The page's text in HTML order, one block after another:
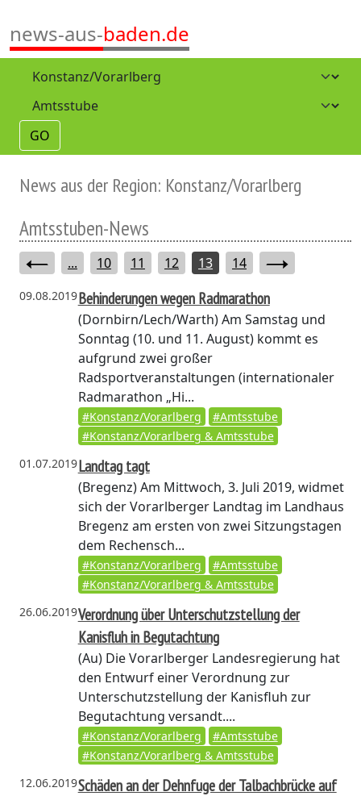
news-aus-baden.de
GO
News aus der Region: Konstanz/Vorarlberg
Amtsstuben-News
... 10 11 12 13 14
09.08.2019Behinderungen wegen Radmarathon
(Dornbirn/Lech/Warth)Am Samstag und
Sonntag (10. und 11. August) kommt es
aufgrund zwei großer
Radsportveranstaltungen (internationaler
Radmarathon „Hi...
#Konstanz/Vorarlberg
#Amtsstube
#Konstanz/Vorarlberg & Amtsstube
01.07.2019Landtag tagt
(Bregenz)Am Mittwoch, 3. Juli 2019, widmet
sich der Vorarlberger Landtag im Landhaus
Bregenz am ersten von zwei Sitzungstagen
dem Rechensch...
#Konstanz/Vorarlberg
#Amtsstube
#Konstanz/Vorarlberg & Amtsstube
26.06.2019Verordnung über Unterschutzstellung der
Kanisfluh in Begutachtung
(Au)Die Vorarlberger Landesregierung hat
den Entwurf einer Verordnung zur
Unterschutzstellung der Kanisfluh zur
Begutachtung versandt....
#Konstanz/Vorarlberg
#Amtsstube
#Konstanz/Vorarlberg & Amtsstube
12.06.2019Schäden an der Dehnfuge der Talbachbrücke auf